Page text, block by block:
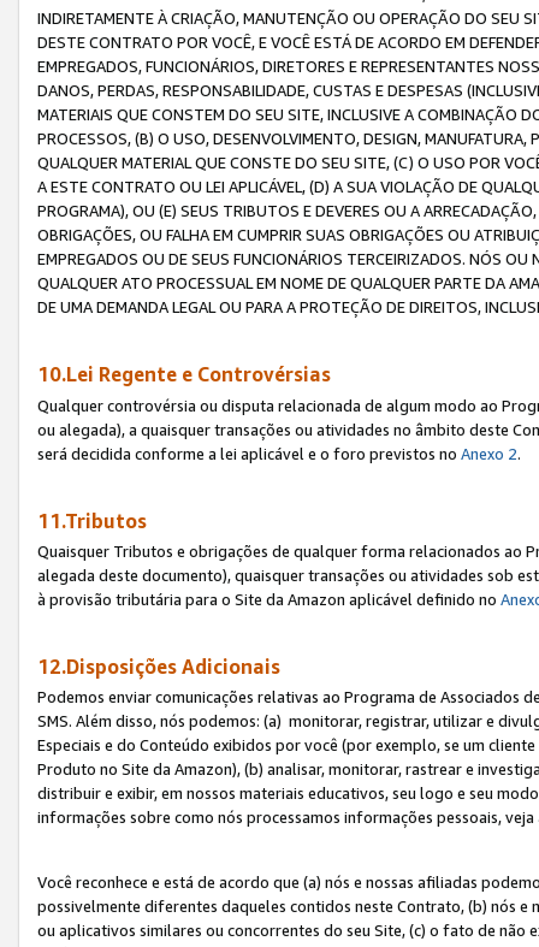
INDIRETAMENTE À CRIAÇÃO, MANUTENÇÃO OU OPERAÇÃO DO SEU
DESTE CONTRATO POR VOCÊ, E VOCÊ ESTÁ DE ACORDO EM
EMPREGADOS, FUNCIONÁRIOS, DIRETORES E REPRESENTANTES
DANOS, PERDAS, RESPONSABILIDADE, CUSTAS E DESPESAS
MATERIAIS QUE CONSTEM DO SEU SITE, INCLUSIVE A COMBINAÇÃO
PROCESSOS, (B) O USO, DESENVOLVIMENTO, DESIGN,
QUALQUER MATERIAL QUE CONSTE DO SEU SITE, (C) O USO POR
A ESTE CONTRATO OU LEI APLICÁVEL, (D) A SUA VIOLAÇÃO DE
PROGRAMA), OU (E) SEUS TRIBUTOS E DEVERES OU A
OBRIGAÇÕES, OU FALHA EM CUMPRIR SUAS OBRIGAÇÕES OU
EMPREGADOS OU DE SEUS FUNCIONÁRIOS TERCEIRIZADOS. NÓS
QUALQUER ATO PROCESSUAL EM NOME DE QUALQUER PARTE DA
DE UMA DEMANDA LEGAL OU PARA A PROTEÇÃO DE DIREITOS,
10.Lei Regente e Controvérsias
Qualquer controvérsia ou disputa relacionada de algum modo ao
ou alegada), a quaisquer transações ou atividades no âmbito deste
será decidida conforme a lei aplicável e o foro previstos no Anexo 2.
11.Tributos
Quaisquer Tributos e obrigações de qualquer forma relacionados ao
alegada deste documento), quaisquer transações ou atividades sob
à provisão tributária para o Site da Amazon aplicável definido no
12.Disposições Adicionais
Podemos enviar comunicações relativas ao Programa de Associados
SMS. Além disso, nós podemos: (a) monitorar, registrar, utilizar e
Especiais e do Conteúdo exibidos por você (por exemplo, se um
Produto no Site da Amazon), (b) analisar, monitorar, rastrear e
distribuir e exibir, em nossos materiais educativos, seu logo e seu
informações sobre como nós processamos informações pessoais,
Você reconhece e está de acordo que (a) nós e nossas afiliadas
possivelmente diferentes daqueles contidos neste Contrato, (b) nós
ou aplicativos similares ou concorrentes do seu Site, (c) o fato de